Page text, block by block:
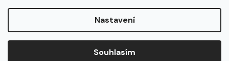
Nastavení
Souhlasím
Vytvořil Shoptet
EDUHRY.cz. Všechna práva vyhrazena.